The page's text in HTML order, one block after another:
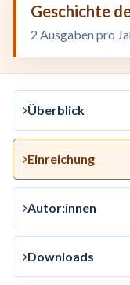
Geschichte
2 Ausgaben pro
Überblick
Einreichung
Autor:innen
Downloads